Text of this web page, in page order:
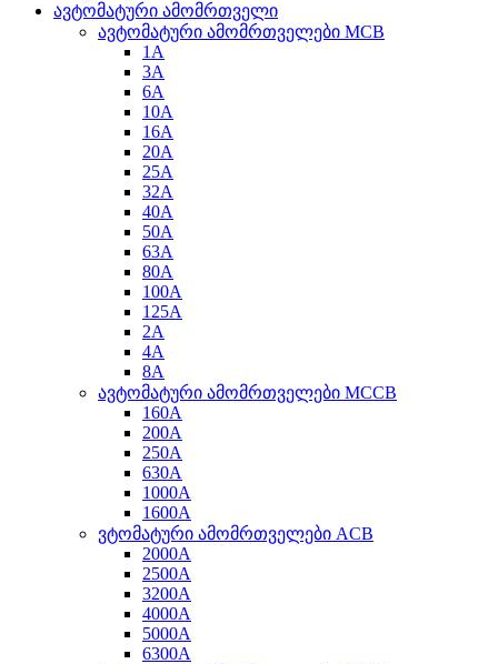
ავტომატური ამომრთველი
ავტომატური ამომრთველები MCB
1A
3A
6A
10A
16A
20A
25А
32A
40A
50A
63A
80A
100A
125A
2A
4A
8A
ავტომატური ამომრთველები MCCB
160A
200A
250A
630A
1000A
1600A
ვტომატური ამომრთველები ACB
2000A
2500A
3200A
4000A
5000A
6300A